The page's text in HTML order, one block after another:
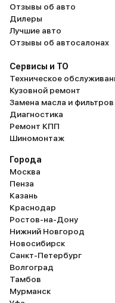
Отзывы об авто
Дилеры
Лучшие авто
Отзывы об автосалонах
Сервисы и ТО
Техническое
Кузовной ремонт
Замена масла и фильтров
Диагностика
Ремонт КПП
Шиномонтаж
Города
Москва
Пенза
Казань
Краснодар
Ростов-на-Дону
Нижний Новгород
Новосибирск
Санкт-Петербург
Волгоград
Тамбов
Мурманск